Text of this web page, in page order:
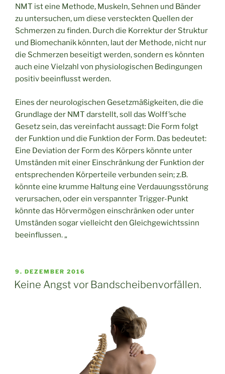
NMT ist eine Methode, Muskeln, Sehnen und Bänder
zu untersuchen, um diese versteckten Quellen der
Schmerzen zu finden. Durch die Korrektur der Struktur
und Biomechanik könnten, laut der Methode, nicht nur
die Schmerzen beseitigt werden, sondern es könnten
auch eine Vielzahl von physiologischen Bedingungen
positiv beeinflusst werden.
Eines der neurologischen Gesetzmäßigkeiten, die die
Grundlage der NMT darstellt, soll das Wolff’sche
Gesetz sein, das vereinfacht aussagt: Die Form folgt
der Funktion und die Funktion der Form. Das bedeutet:
Eine Deviation der Form des Körpers könnte unter
Umständen mit einer Einschränkung der Funktion der
entsprechenden Körperteile verbunden sein; z.B.
könnte eine krumme Haltung eine Verdauungsstörung
verursachen, oder ein verspannter Trigger-Punkt
könnte das Hörvermögen einschränken oder unter
Umständen sogar vielleicht den Gleichgewichtssinn
beeinflussen. „
VERÖFFENTLICHT
AM
9. DEZEMBER 2016
Keine Angst vor Bandscheibenvorfällen.